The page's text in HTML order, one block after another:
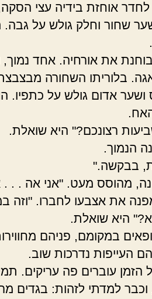
אוחזת בידיה עצי
ושער שחור וחלק גולש על
את אורחיה. אחד נמוך,
בלוריתו השחורה
ושער אדום גולש על כתפיו.
רצונכם?" היא שואלת.
הנמוך.
בבקשה."
מהוסס מעט. "אני אה . . .
את אצבעו לחברו. "וזה
היא שואלת.
במקומם, פניהם
העייפות נדרכות שוב.
הזמן עוברים פה עריקים.
וכבר למדתי לזהות: בגדים